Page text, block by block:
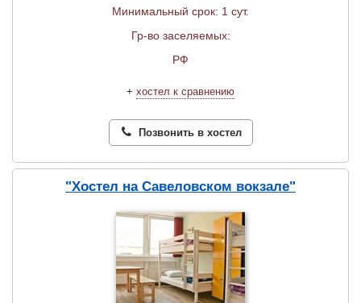
Минимальный срок: 1 сут.
Гр-во заселяемых:
РФ
+ хостел к сравнению
Позвонить в хостел
"Хостел на Савеловском вокзале"